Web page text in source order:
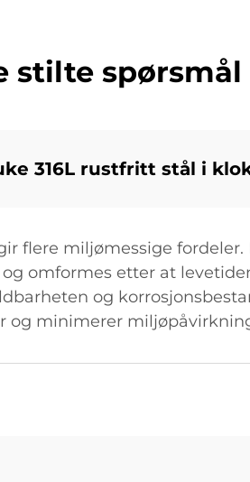
stilte spørsmål
316L rustfritt stål i
flere miljømessige
omformes etter at
og
og minimerer